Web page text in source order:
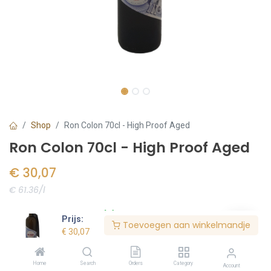
Prijs:
€ 30,07
Toevoegen aan winkelmandje
Home Search Orders Category Account
Shop Ron Colon 70cl - High Proof Aged
Ron Colon 70cl - High Proof Aged
€ 30,07
€ 61.36/l
Voorraad:2stuk(s)
42,95